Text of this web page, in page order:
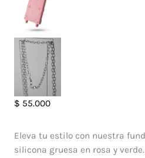
$ 55.000
Eleva tu estilo con nuestra
silicona gruesa en rosa y
Case
Iphone
15